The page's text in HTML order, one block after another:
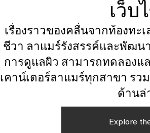
เว็บ
เรื่องราวของคลื่นจากท้องทะ
ชีวา ลาแมร์รังสรรค์และพัฒน
การดูแลผิว สามารถทดลอง
เคาน์เตอร์ลาแมร์ทุกสาขา รว
ด้านล่
Explore